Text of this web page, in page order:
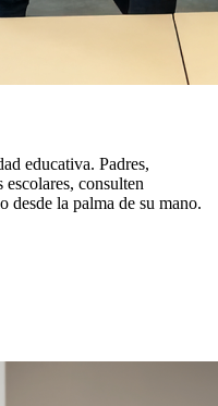
educativa. Padres,
consulten
desde la palma de su mano.